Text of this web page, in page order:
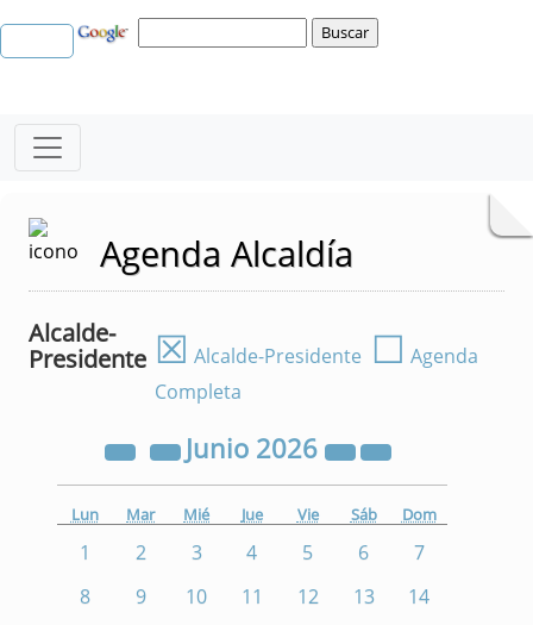
Agenda Alcaldía
Alcalde-
Presidente ☒ Alcalde-Presidente ☐ Agenda
Completa
Junio 2026
Lun Mar Mié Jue Vie Sáb Dom
1 2 3 4 5 6
7
8
9 10 11 12 13
14